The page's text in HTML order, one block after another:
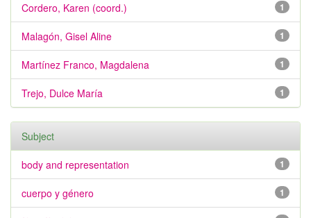
1
Cordero, Karen (coord.)
1
Malagón, Gisel Aline
1
Martínez Franco, Magdalena
1
Trejo, Dulce María
Subject
1
body and representation
1
cuerpo y género